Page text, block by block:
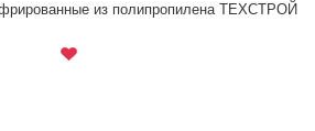
из полипропилена ТЕХСТРОЙ